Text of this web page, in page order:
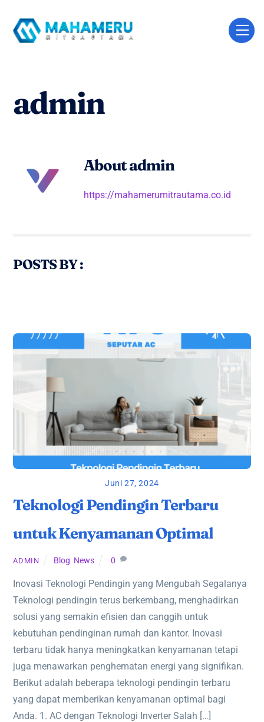
content
admin
Aboutadmin
https://mahamerumitrautama.co.id
POSTS BY :
Juni 27, 2024
Teknologi Pendingin Terbaru
untuk Kenyamanan Optimal
ADMIN Blog News 0
Inovasi Teknologi Pendingin yang Mengubah Segalanya
Teknologi pendingin terus berkembang, menghadirkan
solusi yang semakin efisien dan canggih untuk
kebutuhan pendinginan rumah dan kantor. Inovasi
terbaru tidak hanya meningkatkan kenyamanan tetapi
juga menawarkan penghematan energi yang signifikan.
Berikut adalah beberapa teknologi pendingin terbaru
yang dapat memberikan kenyamanan optimal bagi
Anda. 1. AC dengan Teknologi Inverter Salah […]